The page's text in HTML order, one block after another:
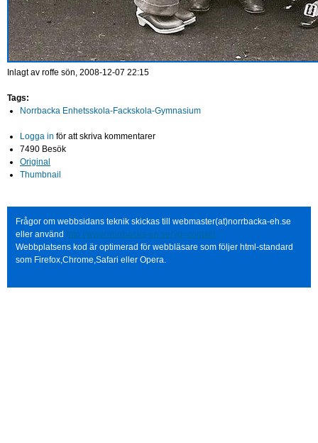
Inlagt av roffe sön, 2008-12-07 22:15
Tags:
Norrbacka Enhetsskola-Fackskola-Gymnasium
Logga in för att skriva kommentarer
7490 Besök
Original
Thumbnail
Frågor om webbsidans teknik skickas till webmaster(at)norrbacka-eh.se
eller använd http://www.norrbacka-eh.se/?q=contact
Webbplatsens kod är optimerad för webbläsare som följer html-standard
som Firefox,Chrome,Safari eller Opera.